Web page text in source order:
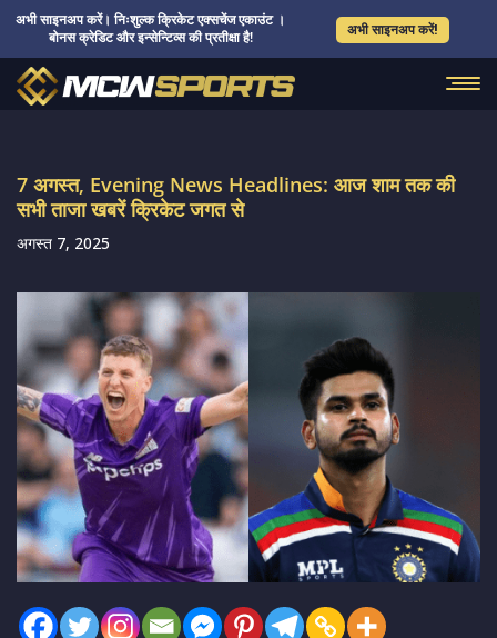
अभी साइनअप करें। निःशुल्क क्रिकेट एक्सचेंज एकाउंट ।
बोनस क्रेडिट और इन्सेन्टिव्स की प्रतीक्षा है!
अभी साइनअप करें!
7 अगस्त, Evening News Headlines: आज शाम तक की
सभी ताजा खबरें क्रिकेट जगत से
अगस्त 7, 2025